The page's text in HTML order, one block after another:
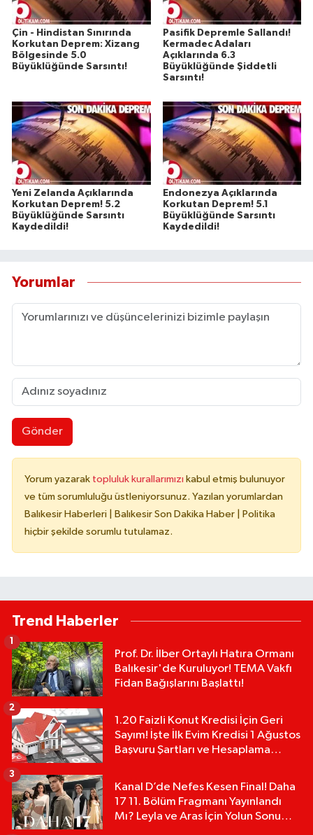
Çin - Hindistan Sınırında
Korkutan Deprem: Xizang
Bölgesinde 5.0
Büyüklüğünde Sarsıntı!
Pasifik Depremle Sallandı!
Kermadec Adaları
Açıklarında 6.3
Büyüklüğünde Şiddetli
Sarsıntı!
Yeni Zelanda Açıklarında
Korkutan Deprem! 5.2
Büyüklüğünde Sarsıntı
Kaydedildi!
Endonezya Açıklarında
Korkutan Deprem! 5.1
Büyüklüğünde Sarsıntı
Kaydedildi!
Yorumlar
Gönder
Yorum yazarak topluluk kurallarımızı kabul etmiş bulunuyor
ve tüm sorumluluğu üstleniyorsunuz. Yazılan yorumlardan
Balıkesir Haberleri | Balıkesir Son Dakika Haber | Politika
hiçbir şekilde sorumlu tutulamaz.
Trend Haberler
Prof. Dr. İlber Ortaylı Hatıra Ormanı
Balıkesir'de Kuruluyor! TEMA Vakfı
Fidan Bağışlarını Başlattı!
1
1.20 Faizli Konut Kredisi İçin Geri
Sayım! İşte İlk Evim Kredisi 1 Ağustos
Başvuru Şartları ve Hesaplama
2
Kanal D’de Nefes Kesen Final! Daha
17 11. Bölüm Fragmanı Yayınlandı
Mı? Leyla ve Aras İçin Yolun Sonu
3